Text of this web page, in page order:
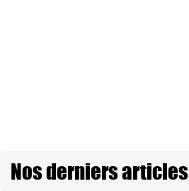
Nos derniers articles